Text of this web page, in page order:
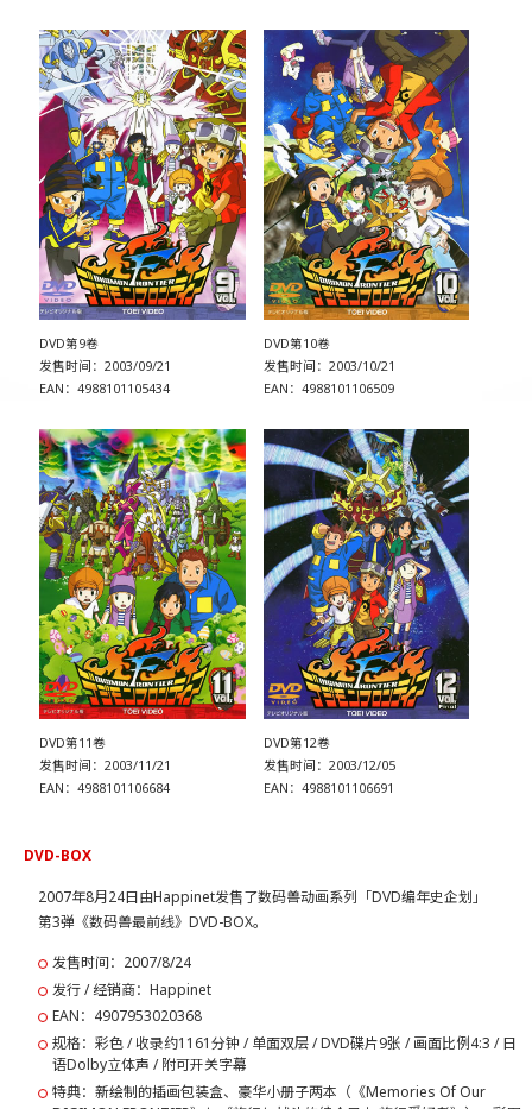
DVD第9卷
发售时间：2003/09/21
EAN：4988101105434
DVD第10卷
发售时间：2003/10/21
EAN：4988101106509
DVD第11卷
发售时间：2003/11/21
EAN：4988101106684
DVD第12卷
发售时间：2003/12/05
EAN：4988101106691
DVD-BOX
2007年8月24日由Happinet发售了数码兽动画系列「DVD编年史企划」
第3弹《数码兽最前线》DVD-BOX。
发售时间：2007/8/24
发行 / 经销商：Happinet
EAN：4907953020368
规格：彩色 / 收录约1161分钟 / 单面双层 / DVD碟片9张 / 画面比例4:3 / 日
语Dolby立体声 / 附可开关字幕
特典：新绘制的插画包装盒、豪华小册子两本（《Memories Of Our